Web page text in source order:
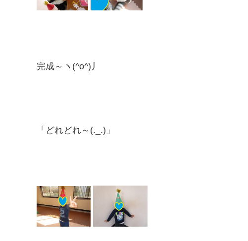
完成～ヽ(^o^)丿
「どれどれ～(._.)」